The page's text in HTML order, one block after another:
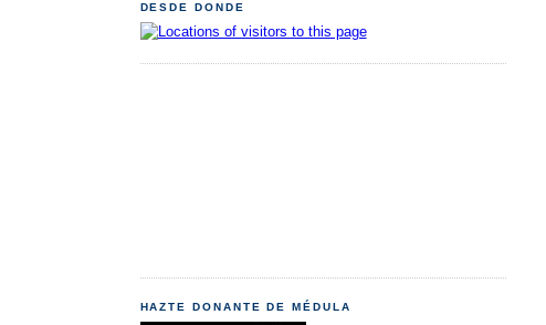
DESDE DONDE
HAZTE DONANTE DE MÉDULA